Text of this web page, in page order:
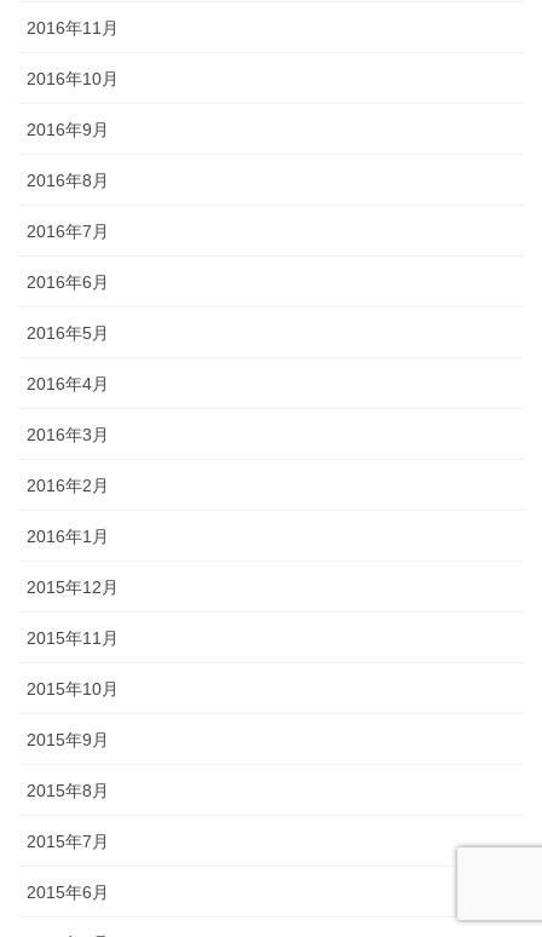
2016年11月
2016年10月
2016年9月
2016年8月
2016年7月
2016年6月
2016年5月
2016年4月
2016年3月
2016年2月
2016年1月
2015年12月
2015年11月
2015年10月
2015年9月
2015年8月
2015年7月
2015年6月